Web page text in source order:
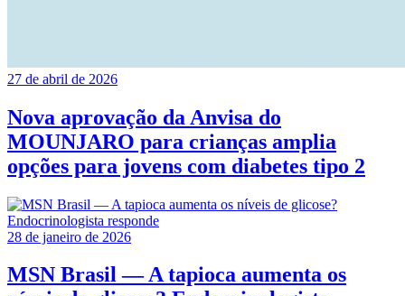
27 de abril de 2026
Nova aprovação da Anvisa do
MOUNJARO para crianças amplia
opções para jovens com diabetes tipo 2
28 de janeiro de 2026
MSN Brasil — A tapioca aumenta os